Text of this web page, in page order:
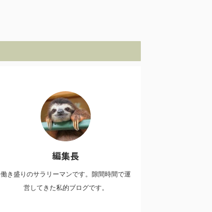
編集長
働き盛りのサラリーマンです。隙間時間で運
営してきた私的ブログです。